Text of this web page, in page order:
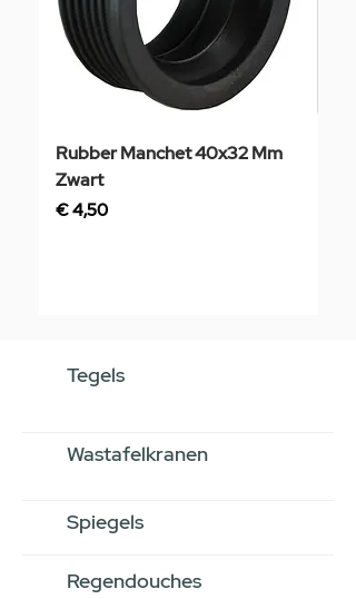
Rubber Manchet 40x32 Mm
Zwart
Prijs
€ 4,50
Tegels
Wastafelkranen
Spiegels
Regendouches